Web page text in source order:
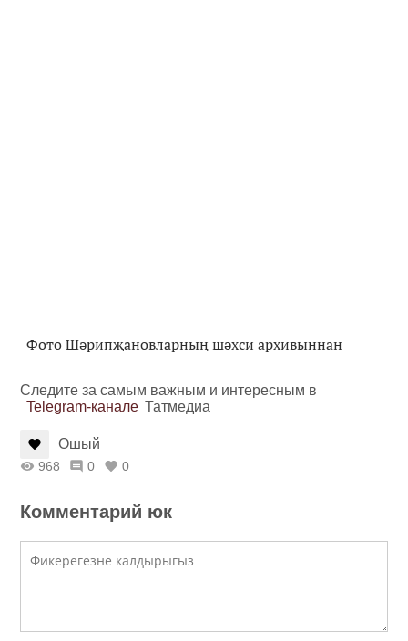
Фото Шәрипҗановларның шәхси архивыннан
Следите за самым важным и интересным в
Telegram-канале Татмедиа
Ошый
968 0 0
Комментарий юк